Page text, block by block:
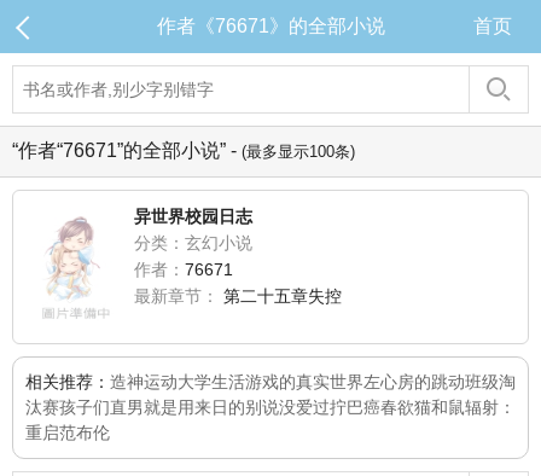
作者《76671》的全部小说 首页
“作者“76671”的全部小说” - (最多显示100条)
异世界校园日志
分类：玄幻小说
作者： 76671
最新章节：
第二十五章失控
相关推荐： 造神运动大学生活游戏的真实世界左心房的跳动班级淘
汰赛孩子们直男就是用来日的别说没爱过拧巴癌春欲猫和鼠辐射：
重启范布伦